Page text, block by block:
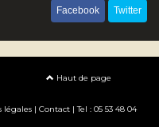
Facebook Twitter
Haut de page
légales| Contact| Tel : 05 53 48 04